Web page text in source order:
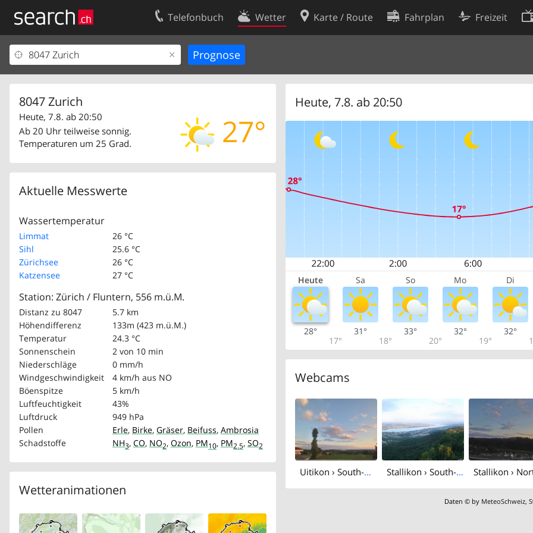
Telefonbuch Wetter Karte / Route Fahrplan Freizeit
8047 Zurich
27°
Heute, 7.8. ab 20:50
Ab 20 Uhr teilweise sonnig.
Temperaturen um 25 Grad.
Aktuelle Messwerte
Wassertemperatur
Limmat
26 °C
Sihl
25.6 °C
Zürichsee
26 °C
Katzensee
27 °C
Station: Zürich / Fluntern, 556 m.ü.M.
Distanz zu 8047
5.7 km
Höhendifferenz
133m (423 m.ü.M.)
Temperatur
24.3 °C
Sonnenschein
2 von 10 min
Niederschläge
0 mm/h
Windgeschwindigkeit
4 km/h aus NO
Böenspitze
5 km/h
Luftfeuchtigkeit
43%
Luftdruck
949 hPa
Pollen
Erle, Birke, Gräser, Beifuss, Ambrosia
Schadstoffe
NH3, CO, NO2, Ozon, PM10, PM2.5, SO2
Wetteranimationen
Heute, 7.8. ab 20:50
Heute Sa So Mo Di
28°
17°
31°
18°
33°
20°
32°
19°
32°
Webcams
Uitikon › South-west Stallikon › South-east: Uetliberg - Lake Zurich
Daten © by MeteoSchweiz,
Ihr Eintrag
Kundencenter Geschäftskunden
Kontakt
Nutzungsbedingungen
Cookie-Einstellungen